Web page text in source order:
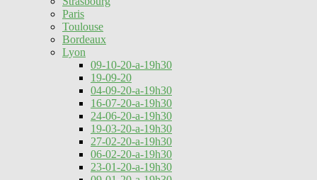
Paris
Toulouse
Bordeaux
Lyon
09-10-20-a-19h30
19-09-20
04-09-20-a-19h30
16-07-20-a-19h30
24-06-20-a-19h30
19-03-20-a-19h30
27-02-20-a-19h30
06-02-20-a-19h30
23-01-20-a-19h30